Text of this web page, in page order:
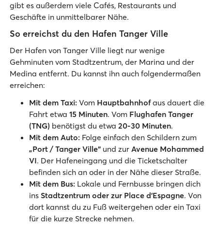
gibt es außerdem viele Cafés, Restaurants und
Geschäfte in unmittelbarer Nähe.
So erreichst du den Hafen Tanger Ville
Der Hafen von Tanger Ville liegt nur wenige
Gehminuten vom Stadtzentrum, der Marina und der
Medina entfernt. Du kannst ihn auch folgendermaßen
erreichen:
Mit dem Taxi: Vom Hauptbahnhofaus dauert die
Fahrt etwa 15 Minuten. Vom Flughafen Tanger
(TNG) benötigst du etwa 20-30 Minuten.
Mit dem Auto: Folge einfach den Schildern zum
„Port / Tanger Ville“ und zur Avenue Mohammed
VI. Der Hafeneingang und die Ticketschalter
befinden sich an oder in der Nähe dieser Straße.
Mit dem Bus: Lokale und Fernbusse bringen dich
ins Stadtzentrum oder zur Place d’Espagne. Von
dort kannst du zu Fuß weitergehen oder ein Taxi
für die kurze Strecke nehmen.